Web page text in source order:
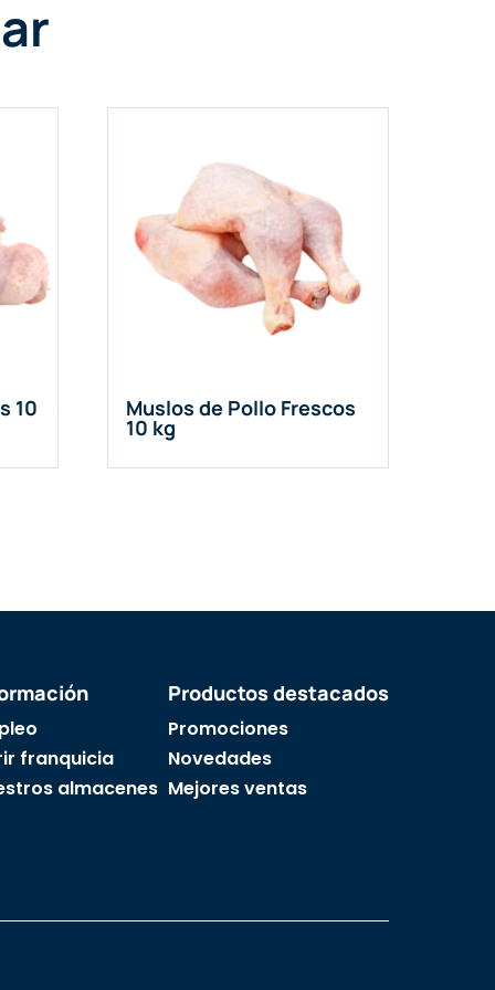
10 Muslos de Pollo Frescos
10 kg
franquicia
almacenes
Productos destacados
Promociones
Novedades
Mejores ventas